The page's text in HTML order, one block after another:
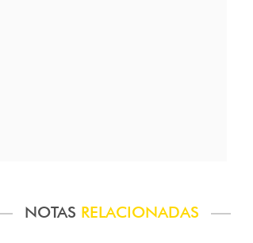
NOTAS RELACIONADAS